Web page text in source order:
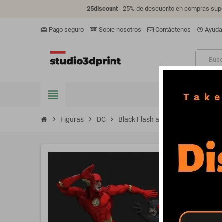
25discount- 25% de descuento en compras
card_giftcard Pago seguro Sobre nosotros Contáctenos help_outline Ayuda
view_headline FIGURAS
chevron_right Figuras chevron_right DC chevron_right Black Flash and Flash - STL 3D